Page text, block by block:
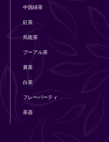
中国緑茶
紅茶
烏龍茶
プーアル茶
黄茶
白茶
フレーバーティ
茶器